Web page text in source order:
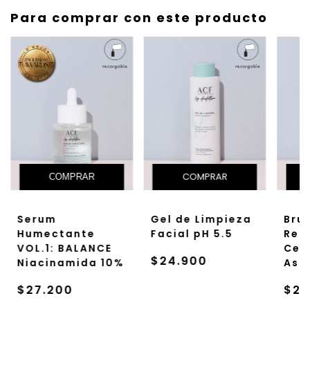
Para comprar con este producto
COMPRAR
precio
especial?:
No Si!
Serum
Humectante
VOL.1: BALANCE
Niacinamida 10%
$27.200
Gel de Limpieza
Facial pH 5.5
$24.900